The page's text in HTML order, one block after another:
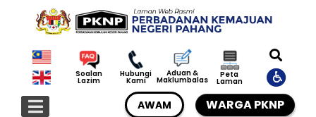
Soalan
Lazim
Hubungi
Kami
Aduan &
Maklumbalas
Peta
Laman
AWAM WARGA PKNP